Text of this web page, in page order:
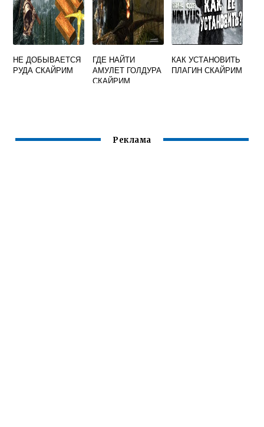
НЕ ДОБЫВАЕТСЯ
РУДА СКАЙРИМ
ГДЕ НАЙТИ
АМУЛЕТ ГОЛДУРА
СКАЙРИМ
КАК УСТАНОВИТЬ
ПЛАГИН СКАЙРИМ
Реклама